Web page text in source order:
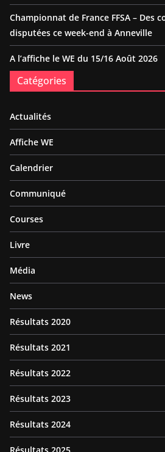
Championnat de France FFSA – Des
disputées ce week-end à Anneville
A l’affiche le WE du 15/16 Août 2026
Catégories
Actualités
Affiche WE
Calendrier
Communiqué
Courses
Livre
Média
News
Résultats 2020
Résultats 2021
Résultats 2022
Résultats 2023
Résultats 2024